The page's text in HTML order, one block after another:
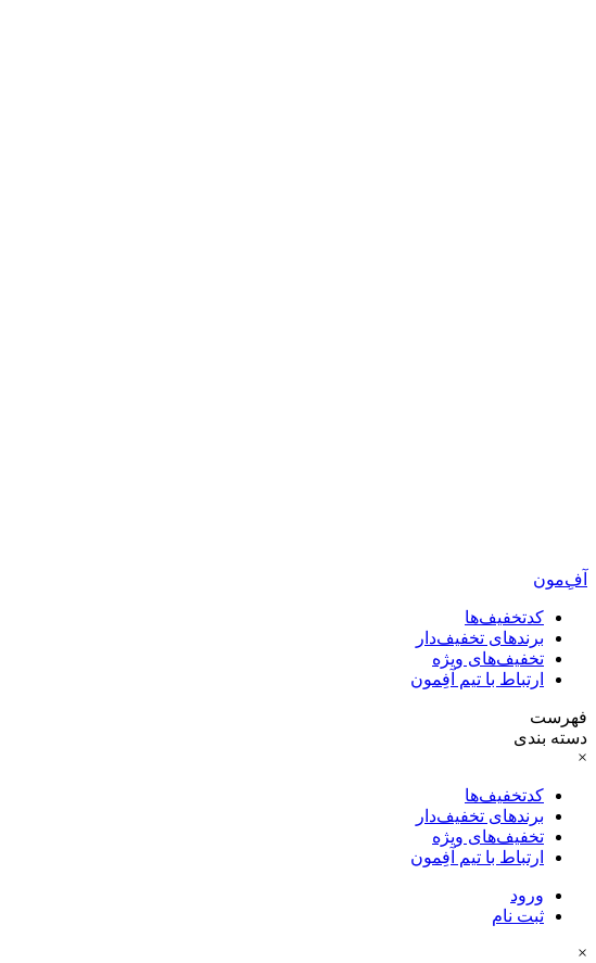
آفِ‌مون
کدتخفیف‌ها
برندهای تخفیف‌دار
تخفیف‌های ویژه
ارتباط با تیم آفِمون
فهرست
دسته بندی
×
کدتخفیف‌ها
برندهای تخفیف‌دار
تخفیف‌های ویژه
ارتباط با تیم آفِمون
ورود
ثبت نام
×